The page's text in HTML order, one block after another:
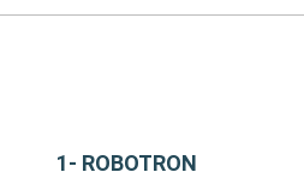
1- ROBOTRON